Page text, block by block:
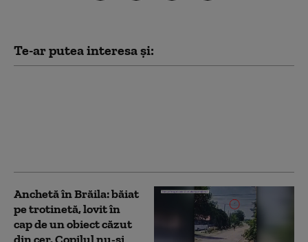
Te-ar putea interesa și:
Anchetă în Brăila: băiat
pe trotinetă, lovit în
cap de un obiect căzut
din cer. Copilul nu-și